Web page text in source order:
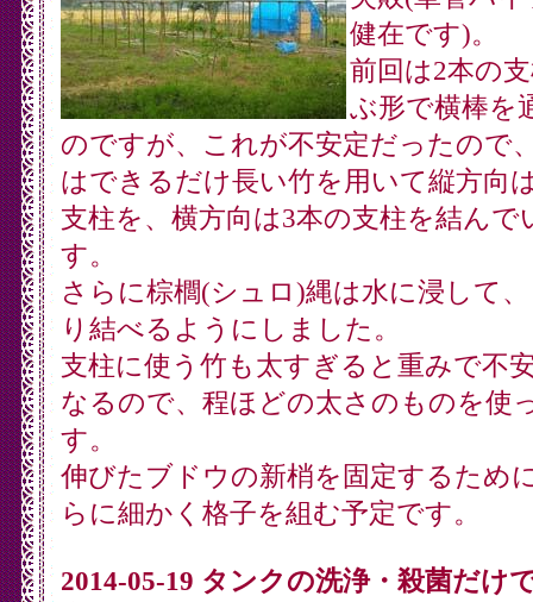
健在です)。
前回は2本の
ぶ形で横棒を
のですが、これが不安定だったので
はできるだけ長い竹を用いて縦方向
支柱を、横方向は3本の支柱を結んで
す。
さらに棕櫚(シュロ)縄は水に浸して
り結べるようにしました。
支柱に使う竹も太すぎると重みで不
なるので、程ほどの太さのものを使
す。
伸びたブドウの新梢を固定するため
らに細かく格子を組む予定です。
2014-05-19 タンクの洗浄・殺菌だけ